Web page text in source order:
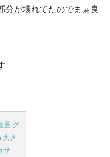
分が壊れてたのでまぁ良
量 グ
き
サ